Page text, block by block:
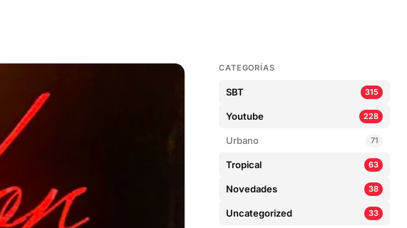
CATEGORÍAS
SBT 315
Youtube 228
Urbano 71
Tropical 63
Novedades 38
Uncategorized 33